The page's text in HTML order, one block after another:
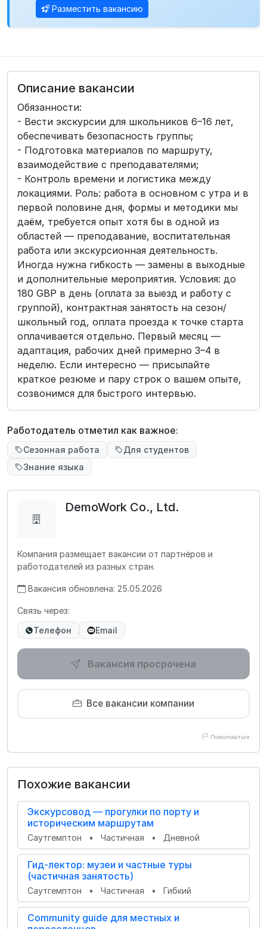
Разместить вакансию
Описание вакансии
Обязанности:
- Вести экскурсии для школьников 6–16 лет,
обеспечивать безопасность группы;
- Подготовка материалов по маршруту,
взаимодействие с преподавателями;
- Контроль времени и логистика между
локациями. Роль: работа в основном с утра и в
первой половине дня, формы и методики мы
даём, требуется опыт хотя бы в одной из
областей — преподавание, воспитательная
работа или экскурсионная деятельность.
Иногда нужна гибкость — замены в выходные
и дополнительные мероприятия. Условия: до
180 GBP в день (оплата за выезд и работу с
группой), контрактная занятость на сезон/
школьный год, оплата проезда к точке старта
оплачивается отдельно. Первый месяц —
адаптация, рабочих дней примерно 3–4 в
неделю. Если интересно — присылайте
краткое резюме и пару строк о вашем опыте,
созвонимся для быстрого интервью.
Работодатель отметил как важное:
Сезонная работа
Для студентов
Знание языка
DemoWork Co., Ltd.
Компания размещает вакансии от партнёров и
работодателей из разных стран.
Вакансия обновлена: 25.05.2026
Связь через:
Телефон
Email
Вакансия просрочена
Все вакансии компании
Пожаловаться
Похожие вакансии
Экскурсовод — прогулки по порту и
историческим маршрутам
Саутгемптон • Частичная • Дневной
Гид-лектор: музеи и частные туры
(частичная занятость)
Саутгемптон • Частичная • Гибкий
Community guide для местных и